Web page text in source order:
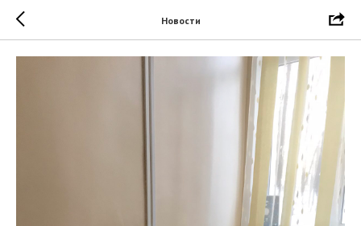
Новости